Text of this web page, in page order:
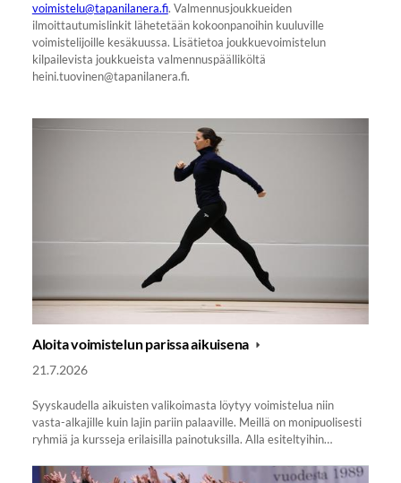
voimistelu@tapanilanera.fi. Valmennusjoukkueiden
ilmoittautumislinkit lähetetään kokoonpanoihin kuuluville
voimistelijoille kesäkuussa. Lisätietoa joukkuevoimistelun
kilpailevista joukkueista valmennuspäälliköltä
heini.tuovinen@tapanilanera.fi.
Aloita voimistelun parissa aikuisena
21.7.2026
Syyskaudella aikuisten valikoimasta löytyy voimistelua niin
vasta-alkajille kuin lajin pariin palaaville. Meillä on monipuolisesti
ryhmiä ja kursseja erilaisilla painotuksilla. Alla esiteltyihin…